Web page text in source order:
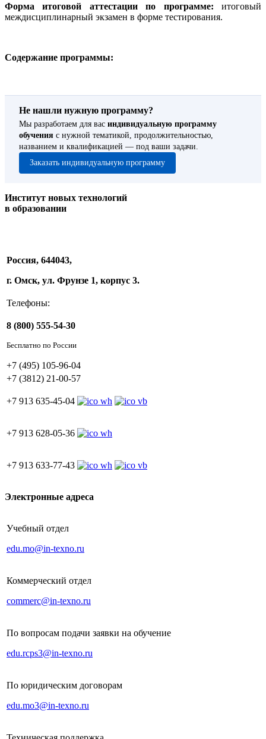
Форма итоговой аттестации по программе: итоговый
междисциплинарный экзамен в форме тестирования.
Содержание программы:
Не нашли нужную программу?
Мы разработаем для вас индивидуальную программу
обучения с нужной тематикой, продолжительностью,
названием и квалификацией — под ваши задачи.
Заказать индивидуальную программу
Институт новых технологий
в образовании
Россия, 644043,
г. Омск, ул. Фрунзе 1, корпус 3.
Телефоны:
8 (800) 555-54-30
Бесплатно по России
+7 (495) 105-96-04
+7 (3812) 21-00-57
+7 913 635-45-04
+7 913 628-05-36
+7 913 633-77-43
Электронные адреса
Учебный отдел
edu.mo@in-texno.ru
Коммерческий отдел
commerc@in-texno.ru
По вопросам подачи заявки на обучение
edu.rcps3@in-texno.ru
По юридическим договорам
edu.mo3@in-texno.ru